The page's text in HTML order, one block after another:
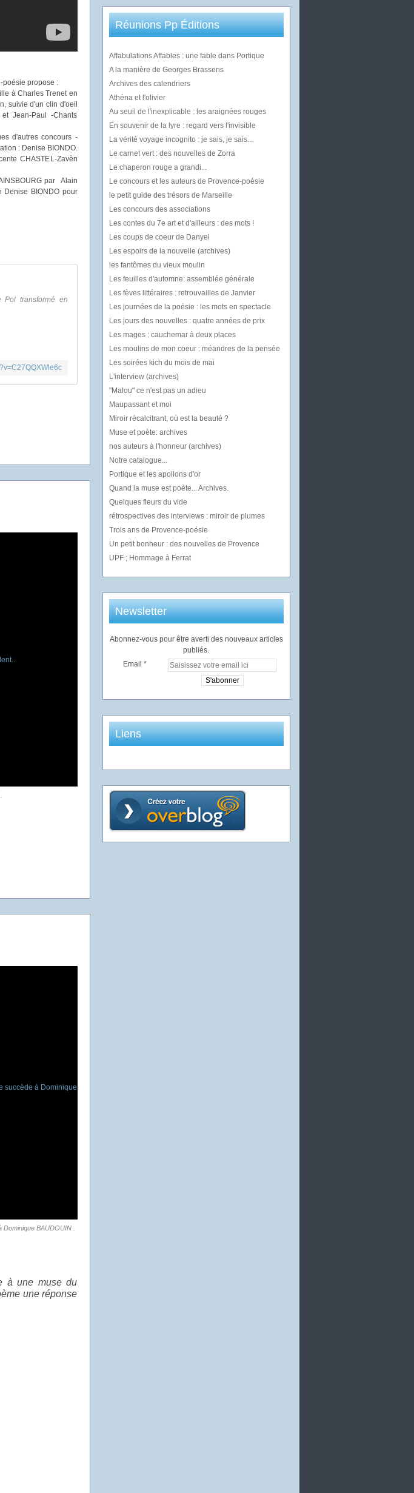
poésie propose :
à Charles Trenet en
suivie d'un clin d'oeil
Jean-Paul -Chants
d'autres concours -
: Denise BIONDO.
CHASTEL-Zavèn
par Alain
Denise BIONDO pour
Pol transformé en
BAUDOUIN .
à une muse du
une réponse
Réunions Pp Éditions
Affabulations Affables : une fable dans Portique
A la manière de Georges Brassens
Archives des calendriers
Athéna et l'olivier
Au seuil de l'inexplicable : les araignées rouges
En souvenir de la lyre : regard vers l'invisible
La vérité voyage incognito : je sais, je sais...
Le carnet vert : des nouvelles de Zorra
Le chaperon rouge a grandi...
Le concours et les auteurs de Provence-poésie
le petit guide des trésors de Marseille
Les concours des associations
Les contes du 7e art et d'ailleurs : des mots !
Les coups de coeur de Danyel
Les espoirs de la nouvelle (archives)
les fantômes du vieux moulin
Les feuilles d'automne: assemblée générale
Les fèves littéraires : retrouvailles de Janvier
Les journées de la poésie : les mots en spectacle
Les jours des nouvelles : quatre années de prix
Les mages : cauchemar à deux places
Les moulins de mon coeur : méandres de la pensée
Les soirées kich du mois de mai
L'interview (archives)
"Malou" ce n'est pas un adieu
Maupassant et moi
Miroir récalcitrant, où est la beauté ?
Muse et poète: archives
nos auteurs à l'honneur (archives)
Notre catalogue...
Portique et les apollons d'or
Quand la muse est poète... Archives.
Quelques fleurs du vide
rétrospectives des interviews : miroir de plumes
Trois ans de Provence-poésie
Un petit bonheur : des nouvelles de Provence
UPF ; Hommage à Ferrat
Newsletter
Abonnez-vous pour être averti des nouveaux articles
publiés.
Email
Liens